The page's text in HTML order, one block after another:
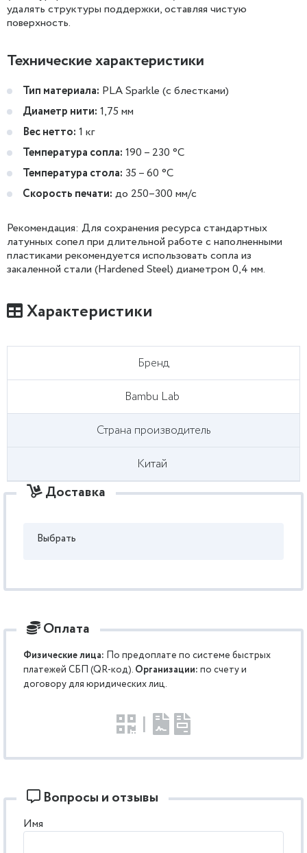
удалять структуры поддержки, оставляя чистую
поверхность.
Технические характеристики
Тип материала: PLA Sparkle (с блестками)
Диаметр нити: 1,75 мм
Вес нетто: 1 кг
Температура сопла: 190 – 230 °C
Температура стола: 35 – 60 °C
Скорость печати: до 250–300 мм/с
Рекомендация: Для сохранения ресурса стандартных
латунных сопел при длительной работе с наполненными
пластиками рекомендуется использовать сопла из
закаленной стали (Hardened Steel) диаметром 0,4 мм.
Характеристики
Бренд
Bambu Lab
Страна производитель
Китай
Доставка
Выбрать
Оплата
Физические лица: По предоплате по системе быстрых
платежей СБП (QR-код). Организации: по счету и
договору для юридических лиц.
|
Вопросы и отзывы
Имя